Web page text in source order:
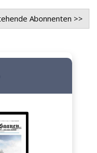
Abonnenten >>